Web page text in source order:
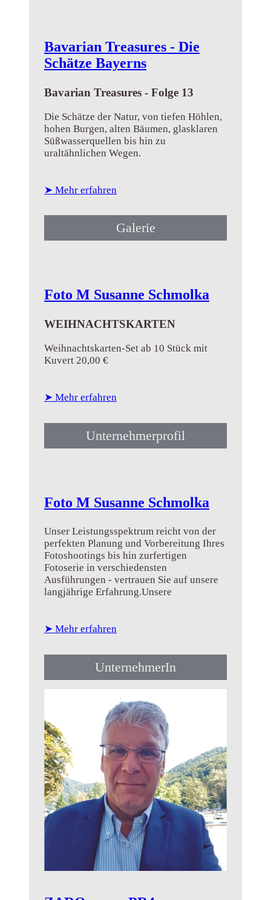
Bavarian Treasures - Die
Schätze Bayerns
Bavarian Treasures - Folge 13
Die Schätze der Natur, von tiefen Höhlen,
hohen Burgen, alten Bäumen, glasklaren
Süßwasserquellen bis hin zu
uraltähnlichen Wegen.
➤ Mehr erfahren
Galerie
Foto M Susanne Schmolka
WEIHNACHTSKARTEN
Weihnachtskarten-Set ab 10 Stück mit
Kuvert 20,00 €
➤ Mehr erfahren
Unternehmerprofil
Foto M Susanne Schmolka
Unser Leistungsspektrum reicht von der
perfekten Planung und Vorbereitung Ihres
Fotoshootings bis hin zurfertigen
Fotoserie in verschiedensten
Ausführungen - vertrauen Sie auf unsere
langjährige Erfahrung.Unsere
Portraitaufnahmen aller Art•
➤ Mehr erfahren
UnternehmerIn